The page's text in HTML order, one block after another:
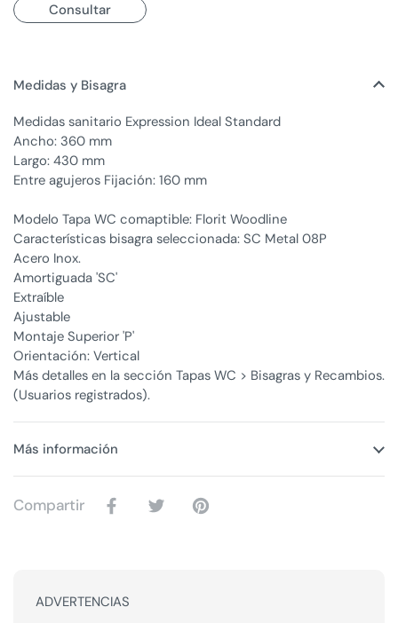
Consultar
Medidas y Bisagra
Medidas sanitario Expression Ideal Standard
Ancho: 360 mm
Largo: 430 mm
Entre agujeros Fijación: 160 mm
Modelo Tapa WC comaptible: Florit Woodline
Características bisagra seleccionada: SC Metal 08P
Acero Inox.
Amortiguada 'SC'
Extraíble
Ajustable
Montaje Superior 'P'
Orientación: Vertical
Más detalles en la sección Tapas WC > Bisagras y Recambios.
(Usuarios registrados).
Más información
Compartir
ADVERTENCIAS